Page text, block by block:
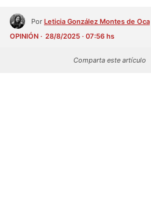
Por Leticia González Montes de Oca
OPINIÓN
28/8/2025 · 07:56 hs
Comparta este artículo